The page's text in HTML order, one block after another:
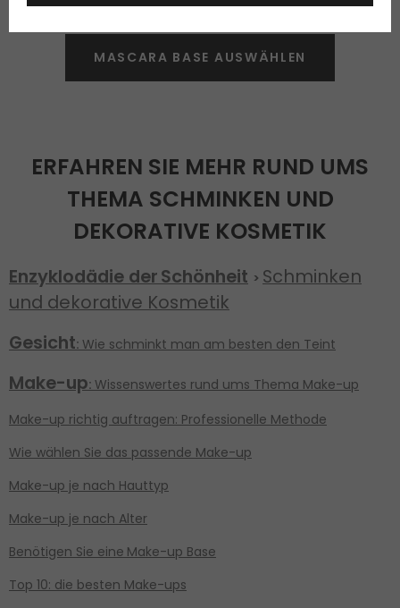
MASCARA BASE AUSWÄHLEN
ERFAHREN SIE MEHR RUND UMS
THEMA SCHMINKEN UND
DEKORATIVE KOSMETIK
Enzyklodädie derSchönheit > Schminken
und dekorative Kosmetik
Gesicht: Wie schminkt man am besten den Teint
Make-up: Wissenswertes rund ums Thema Make-up
Make-up richtig auftragen: Professionelle Methode
Wie wählen Sie das passende Make-up
Make-up je nach Hauttyp
Make-up je nach Alter
Benötigen Sie eine Make-up Base
Top 10: die besten Make-ups